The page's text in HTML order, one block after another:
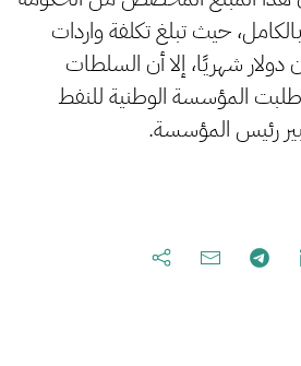
حيث تبلغ تكلفة واردات
600 مليون دولار شهريًا، إلا أن السلطات
المؤسسة الوطنية للنفط
رئيس المؤسسة.